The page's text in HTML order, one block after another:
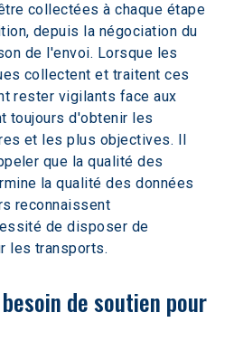
collectées à chaque étape
depuis la négociation du
de l'envoi. Lorsque les
collectent et traitent ces
rester vigilants face aux
toujours d'obtenir les
et les plus objectives. Il
que la qualité des
la qualité des données
reconnaissent
de disposer de
les transports.
de soutien pour